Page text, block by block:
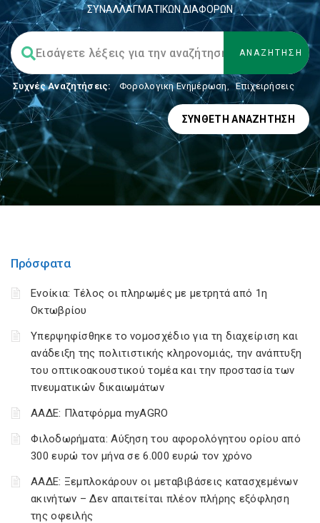
ΣΥΝΑΛΛΑΓΜΑΤΙΚΩΝ ΔΙΑΦΟΡΩΝ
Συχνές Αναζητήσεις: Φορολογικη Ενημέρωση, Επιχειρήσεις
ΣΎΝΘΕΤΗ ΑΝΑΖΉΤΗΣΗ
Πρόσφατα
Ενοίκια: Τέλος οι πληρωμές με μετρητά από 1η
Οκτωβρίου
Υπερψηφίσθηκε το νομοσχέδιο για τη διαχείριση και
ανάδειξη της πολιτιστικής κληρονομιάς, την ανάπτυξη
του οπτικοακουστικού τομέα και την προστασία των
πνευματικών δικαιωμάτων
ΑΑΔΕ: Πλατφόρμα myAGRO
Φιλοδωρήματα: Αύξηση του αφορολόγητου ορίου από
300 ευρώ τον μήνα σε 6.000 ευρώ τον χρόνο
ΑΑΔΕ: Ξεμπλοκάρουν οι μεταβιβάσεις κατασχεμένων
ακινήτων – Δεν απαιτείται πλέον πλήρης εξόφληση
της οφειλής